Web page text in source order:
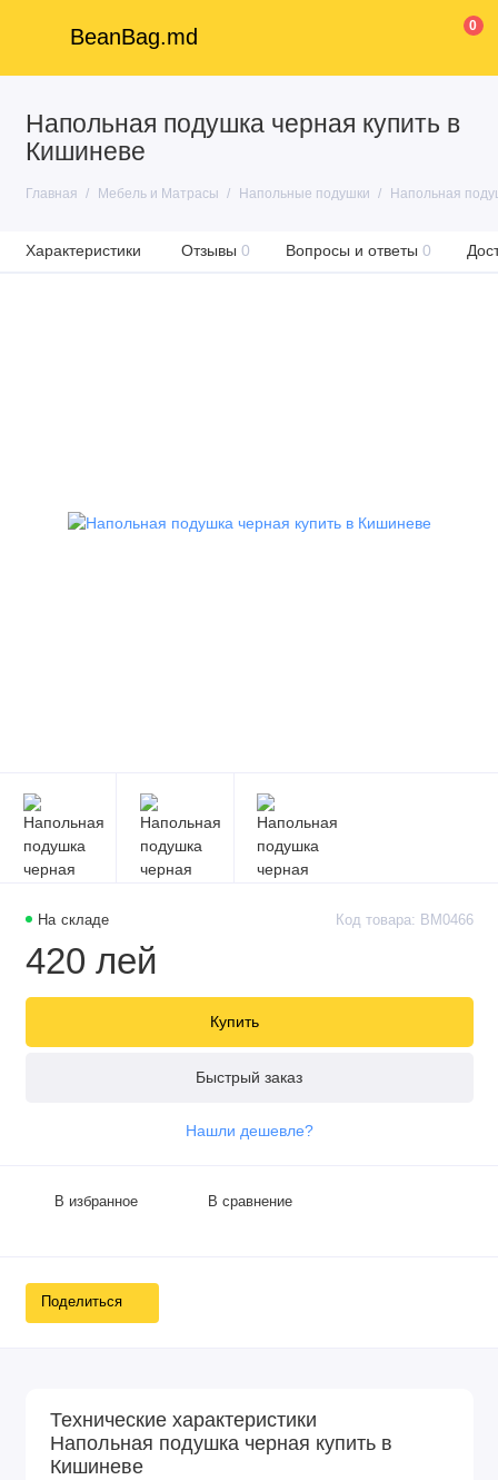
BeanBag.md 0
Напольная подушка черная купить в
Кишиневе
Главная Мебель и Матрасы Напольные подушки Напольная
Характеристики Отзывы 0 Вопросы и ответы 0
На складе Код товара: BM0466
420 лей
Купить
Быстрый заказ
Нашли дешевле?
В избранное В сравнение
Поделиться
Технические характеристики
Напольная подушка черная купить в
Кишиневе